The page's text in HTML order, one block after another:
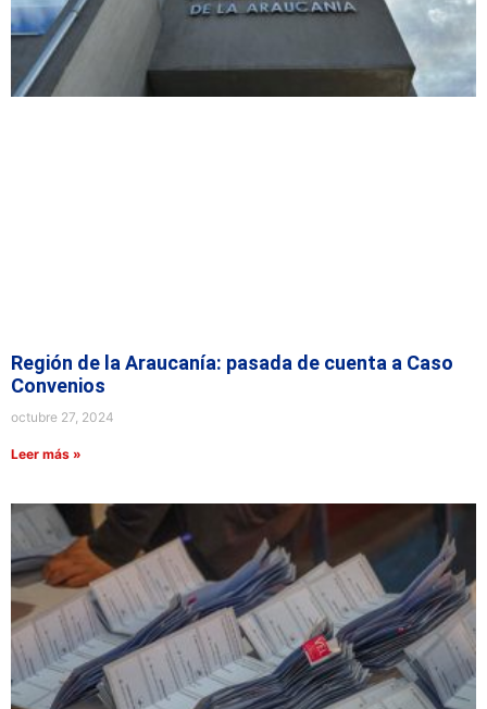
Región de la Araucanía: pasada de cuenta a Caso
Convenios
octubre 27, 2024
Leer más »